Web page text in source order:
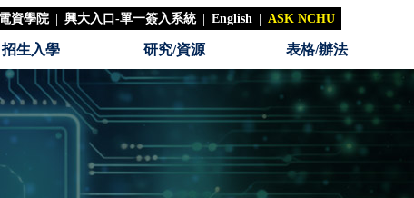
電資學院 | 興大入口-單一簽入系統 | English | ASK NCHU
招生入學 研究/資源 表格/辦法